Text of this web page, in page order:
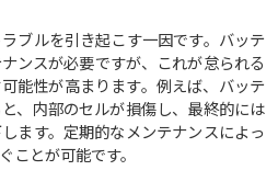
ブルを引き起こす一因です。バッテ
ンスが必要ですが、これが怠られる
能性が高まります。例えば、バッテ
、内部のセルが損傷し、最終的には
ます。定期的なメンテナンスによっ
ことが可能です。